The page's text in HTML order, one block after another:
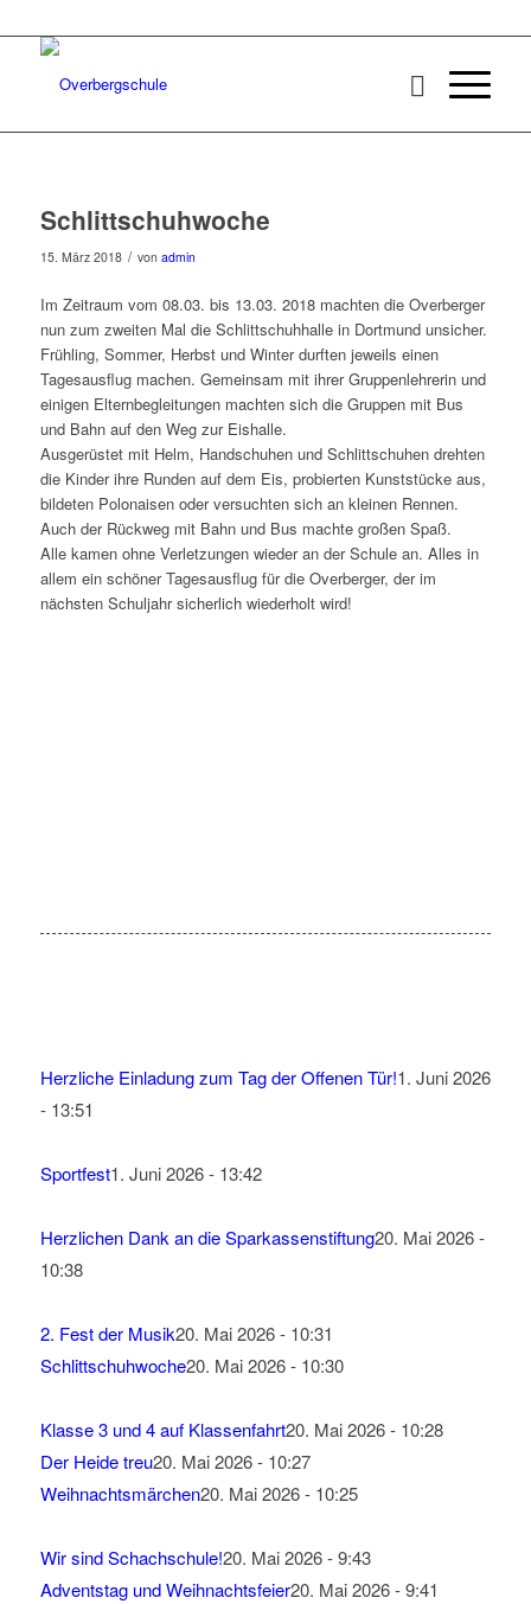
Schlittschuhwoche
15. März 2018 / von admin
Im Zeitraum vom 08.03. bis 13.03. 2018 machten die Overberger
nun zum zweiten Mal die Schlittschuhhalle in Dortmund unsicher.
Frühling, Sommer, Herbst und Winter durften jeweils einen
Tagesausflug machen. Gemeinsam mit ihrer Gruppenlehrerin und
einigen Elternbegleitungen machten sich die Gruppen mit Bus
und Bahn auf den Weg zur Eishalle.
Ausgerüstet mit Helm, Handschuhen und Schlittschuhen drehten
die Kinder ihre Runden auf dem Eis, probierten Kunststücke aus,
bildeten Polonaisen oder versuchten sich an kleinen Rennen.
Auch der Rückweg mit Bahn und Bus machte großen Spaß.
Alle kamen ohne Verletzungen wieder an der Schule an. Alles in
allem ein schöner Tagesausflug für die Overberger, der im
nächsten Schuljahr sicherlich wiederholt wird!
Herzliche Einladung zum Tag der Offenen Tür!1. Juni 2026
- 13:51
Sportfest1. Juni 2026 - 13:42
Herzlichen Dank an die Sparkassenstiftung20. Mai 2026 -
10:38
2. Fest der Musik20. Mai 2026 - 10:31
Schlittschuhwoche20. Mai 2026 - 10:30
Klasse 3 und 4 auf Klassenfahrt20. Mai 2026 - 10:28
Der Heide treu20. Mai 2026 - 10:27
Weihnachtsmärchen20. Mai 2026 - 10:25
Wir sind Schachschule!20. Mai 2026 - 9:43
Adventstag und Weihnachtsfeier20. Mai 2026 - 9:41